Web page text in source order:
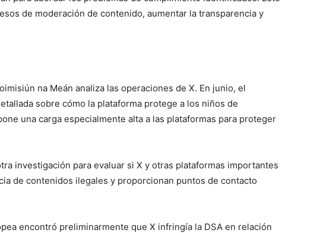
de moderación de contenido, aumentar la transparencia y
na Meán analiza las operaciones de X. En junio, el
sobre cómo la plataforma protege a los niños de
una carga especialmente alta a las plataformas para proteger
investigación para evaluar si X y otras plataformas importantes
de contenidos ilegales y proporcionan puntos de contacto
encontró preliminarmente que X infringía la DSA en relación